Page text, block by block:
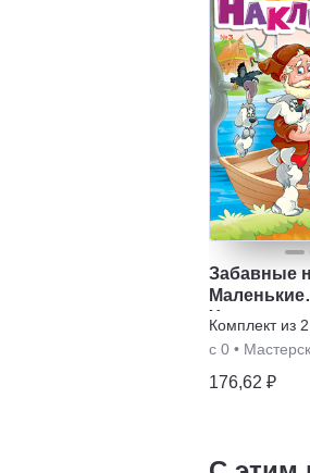
Забавные
Маленькие
Художники
Комплект из 2
с 0 •
176,62 ₽